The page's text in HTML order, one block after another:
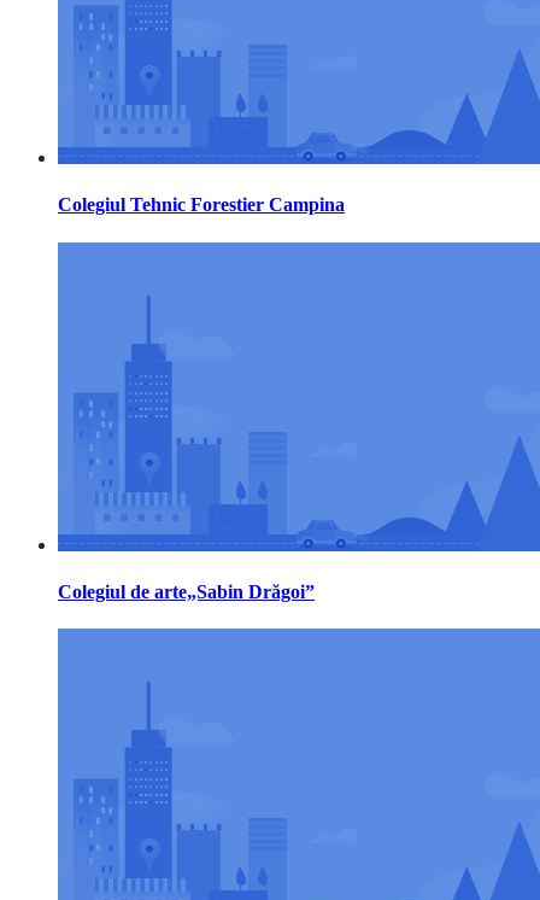
Colegiul Tehnic Forestier Campina
Colegiul de arte„Sabin Drăgoi”